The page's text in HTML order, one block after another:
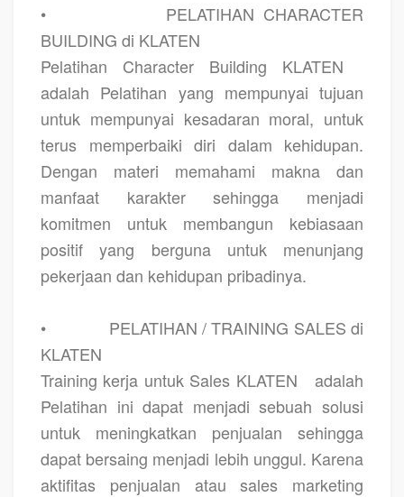
•
PELATIHAN CHARACTER
BUILDING di KLATEN
Pelatihan Character Building KLATEN
adalah Pelatihan yang mempunyai tujuan
untuk mempunyai kesadaran moral, untuk
terus memperbaiki diri dalam kehidupan.
Dengan materi memahami makna dan
manfaat karakter sehingga menjadi
komitmen untuk membangun kebiasaan
positif yang berguna untuk menunjang
pekerjaan dan kehidupan pribadinya.
•
PELATIHAN / TRAINING SALES di
KLATEN
Training kerja untuk Sales KLATEN
adalah
Pelatihan ini dapat menjadi sebuah solusi
untuk meningkatkan penjualan sehingga
dapat bersaing menjadi lebih unggul. Karena
aktifitas penjualan atau sales marketing